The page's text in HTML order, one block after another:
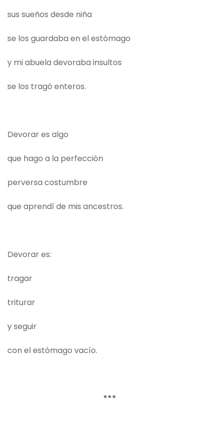
sus sueños desde niña
se los guardaba en el estómago
y mi abuela devoraba insultos
se los tragó enteros.
Devorar es algo
que hago a la perfección
perversa costumbre
que aprendí de mis ancestros.
Devorar es:
tragar
triturar
y seguir
con el estómago vacío.
***